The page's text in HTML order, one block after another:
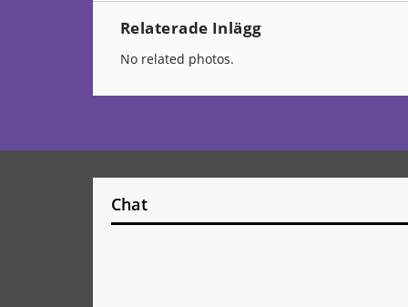
Relaterade Inlägg
No related photos.
Chat